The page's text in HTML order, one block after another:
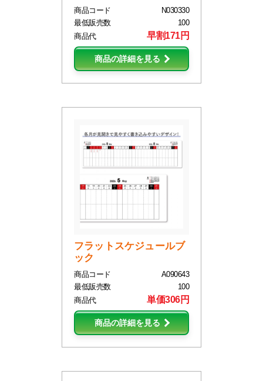
商品コード
N030330
最低販売数
100
商品代
早割171円
商品の詳細を見る
フラットスケジュールブ
ック
商品コード
A090643
最低販売数
100
商品代
単価306円
商品の詳細を見る